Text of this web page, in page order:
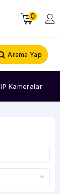
0
Arama Yap
IP Kameralar